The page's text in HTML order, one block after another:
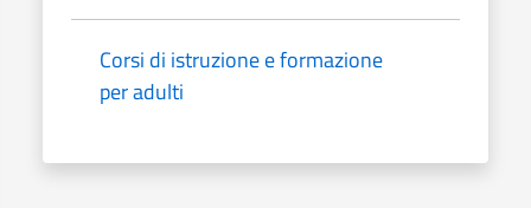
Corsi di istruzione e formazione
per adulti